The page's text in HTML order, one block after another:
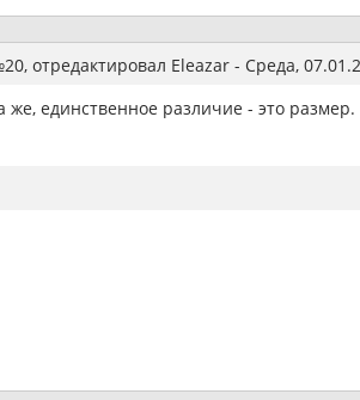
20, отредактировал Eleazar- Среда,
же, единственное различие - это размер.